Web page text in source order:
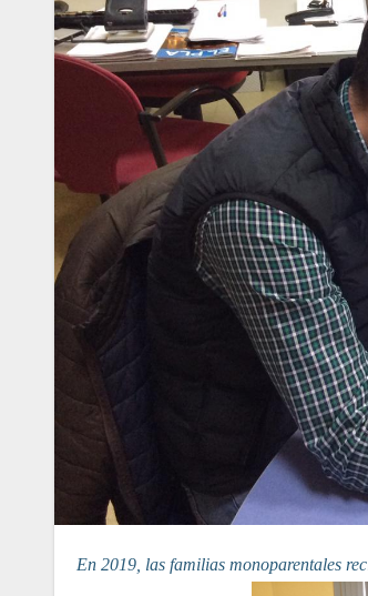
En 2019, las familias monoparentales recibirán ayudas económicas gracias al PP que apuesta por un modelo que genere riqueza frente a